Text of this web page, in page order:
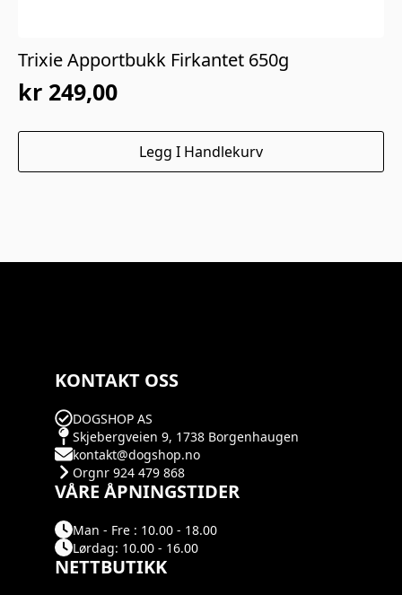
Trixie Apportbukk Firkantet 650g
kr 249,00
Legg I Handlekurv
KONTAKT OSS
DOGSHOP AS
Skjebergveien 9, 1738 Borgenhaugen
kontakt@dogshop.no
Orgnr 924 479 868
VÅRE ÅPNINGSTIDER
Man - Fre : 10.00 - 18.00
Lørdag: 10.00 - 16.00
NETTBUTIKK